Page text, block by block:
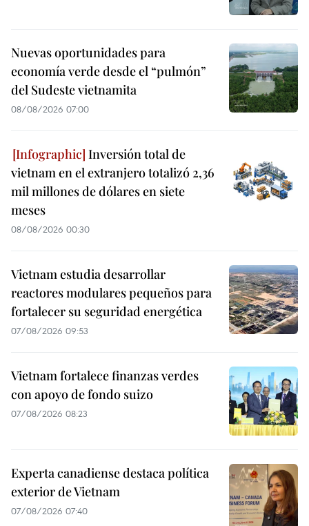
Nuevas oportunidades para
economía verde desde el “pulmón”
del Sudeste vietnamita
08/08/2026 07:00
Inversión total de
vietnam en el extranjero totalizó 2,36
mil millones de dólares en siete
meses
08/08/2026 00:30
Vietnam estudia desarrollar
reactores modulares pequeños para
fortalecer su seguridad energética
07/08/2026 09:53
Vietnam fortalece finanzas verdes
con apoyo de fondo suizo
07/08/2026 08:23
Experta canadiense destaca política
exterior de Vietnam
07/08/2026 07:40